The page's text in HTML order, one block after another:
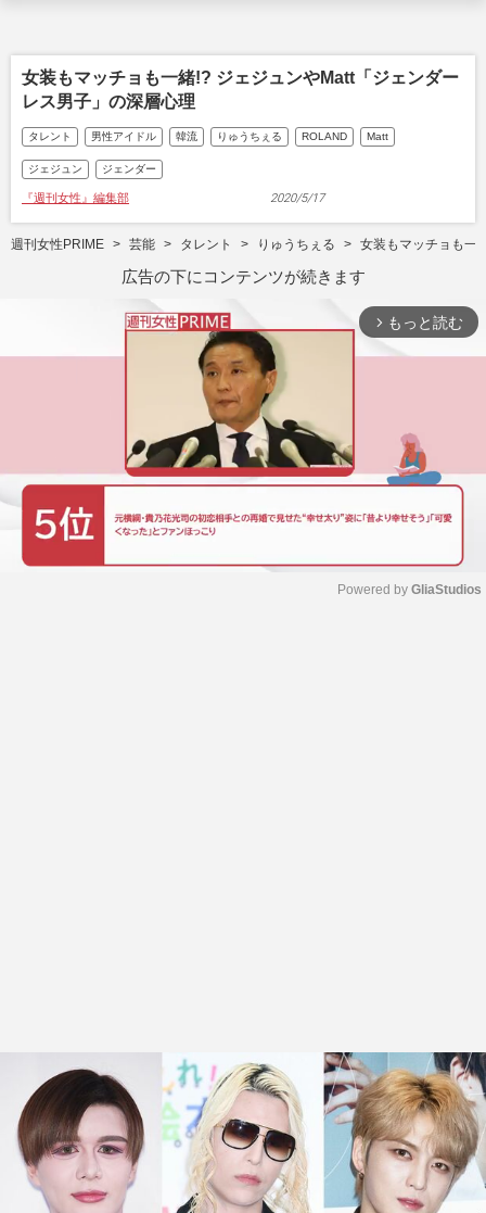
女装もマッチョも一緒!? ジェジュンやMatt「ジェンダー
レス男子」の深層心理
タレント 男性アイドル 韓流 りゅうちぇる ROLAND Matt
ジェジュン ジェンダー
『週刊女性』編集部 2020/5/17
週刊女性PRIME 芸能 タレント りゅうちぇる 女装もマッチョも一
広告の下にコンテンツが続きます
arrow_forward_ios もっと読む
Powered by GliaStudios